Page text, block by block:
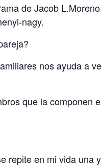
de Jacob
nagy.
nos ayuda a
que la componen
repite en mi vida una